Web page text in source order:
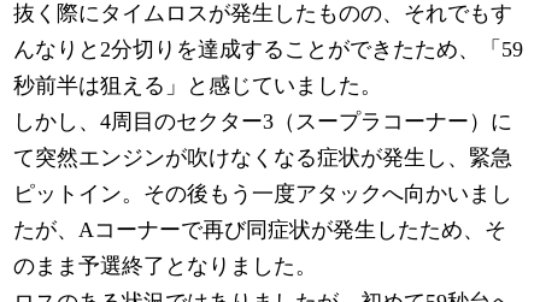
抜く際にタイムロスが発生したものの、それでもす
んなりと2分切りを達成することができたため、「59
秒前半は狙える」と感じていました。
しかし、4周目のセクター3（スープラコーナー）に
て突然エンジンが吹けなくなる症状が発生し、緊急
ピットイン。その後もう一度アタックへ向かいまし
たが、Aコーナーで再び同症状が発生したため、そ
のまま予選終了となりました。